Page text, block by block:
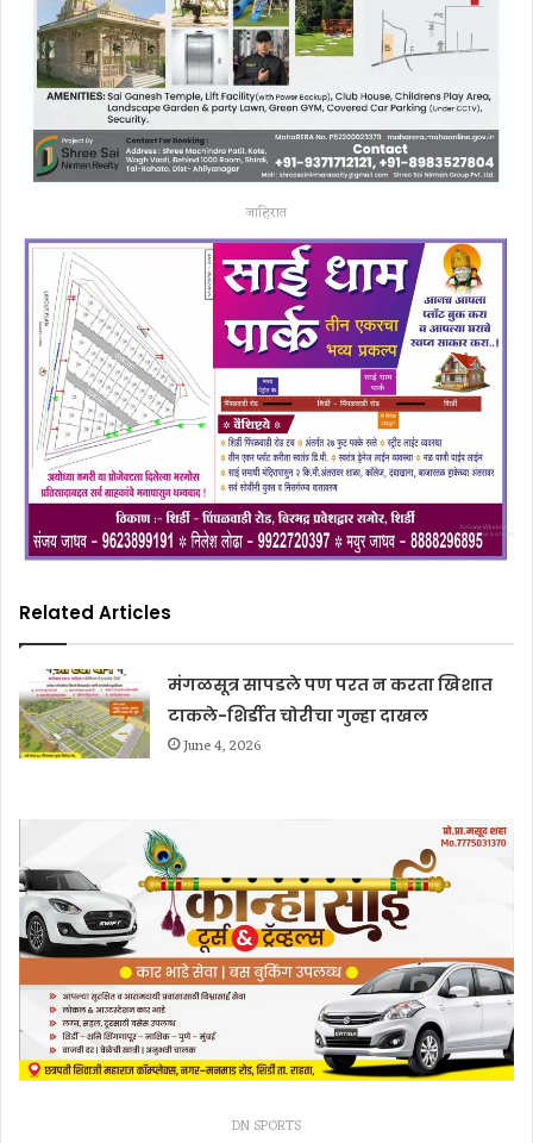
जाहिरात
Related Articles
मंगळसूत्र सापडले पण परत न करता खिशात
टाकले-शिर्डीत चोरीचा गुन्हा दाखल
June 4, 2026
DN SPORTS